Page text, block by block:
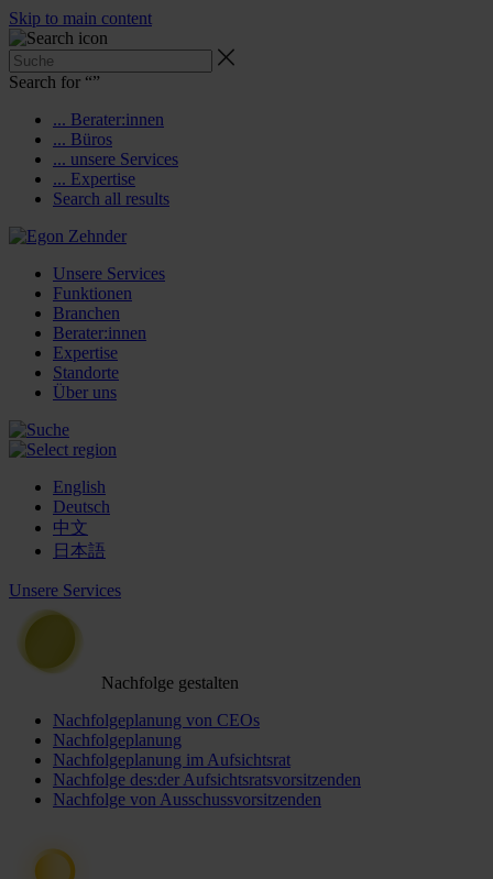
Skip to main content
Search for “”
... Berater:innen
... Büros
... unsere Services
... Expertise
Search all results
Unsere Services
Funktionen
Branchen
Berater:innen
Expertise
Standorte
Über uns
English
Deutsch
中文
日本語
Unsere Services
Nachfolge gestalten
Nachfolgeplanung von CEOs
Nachfolgeplanung
Nachfolgeplanung im Aufsichtsrat
Nachfolge des:der Aufsichtsratsvorsitzenden
Nachfolge von Ausschussvorsitzenden